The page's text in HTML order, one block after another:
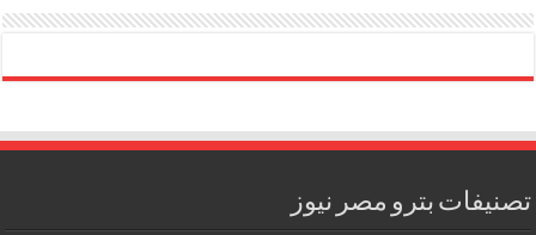
تصنيفات بترو مصر نيوز